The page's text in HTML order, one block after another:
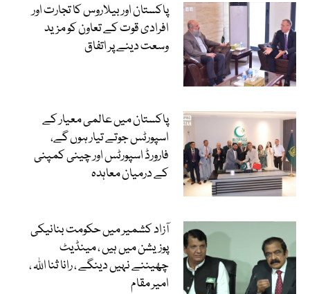
پاکستان اور بیلاروس کا تجارت اور
افرادی قوت کے تعاون کو مزید
وسعت دینے پر اتفاق
پاکستان میں عالمی معیار کے
اسپورٹس جوتے تیار ہوں گے،
فارورڈ اسپورٹس اور چینی کمپنی
کے درمیان معاہدہ
آزاد کشمیر میں حکومت بنانیکی
پوزیشن میں ہیں ، مینڈیٹ
چھیننے نہیں دینگے ، رانا ثنا اللہ ،
امیر مقام